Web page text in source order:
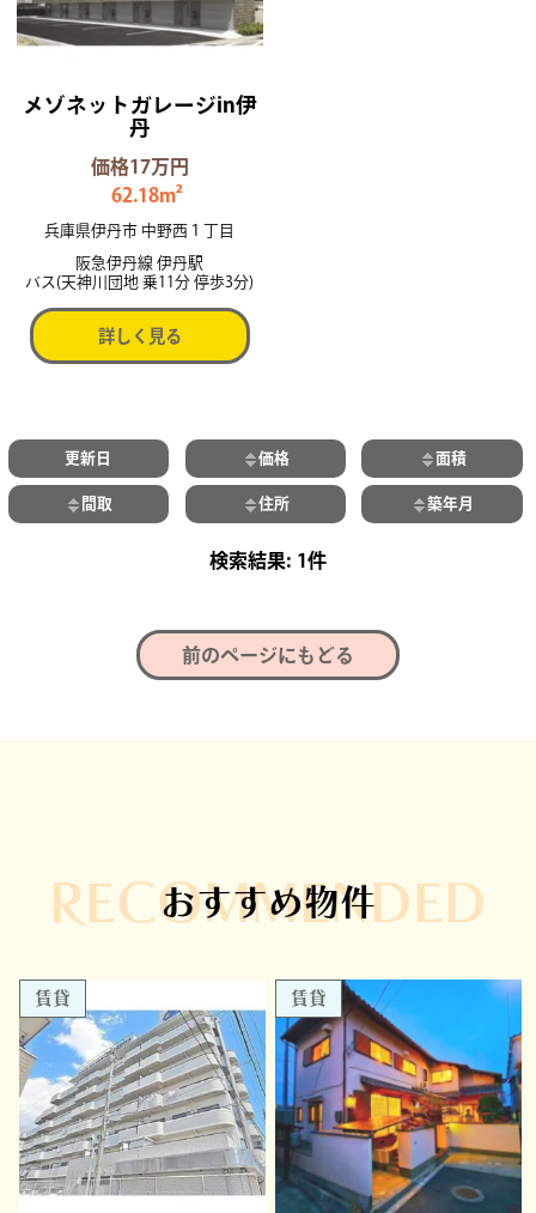
メゾネットガレージin伊
丹
価格17万円
62.18m²
兵庫県伊丹市 中野西１丁目
阪急伊丹線 伊丹駅
バス(天神川団地 乗11分 停歩3分)
詳しく見る
更新日 価格 面積
間取 住所 築年月
1件
前のページにもどる
RECOMMENDED
おすすめ物件
賃貸 賃貸